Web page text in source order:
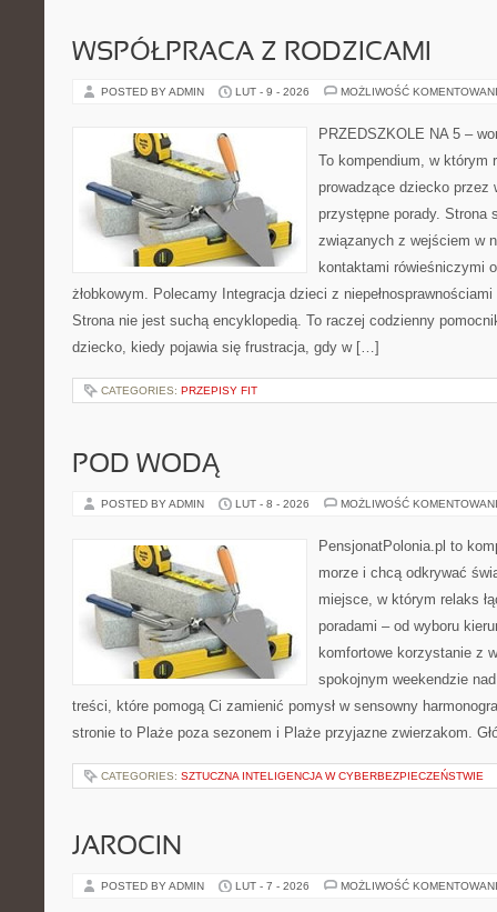
WSPÓŁPRACA Z RODZICAMI
POSTED BY ADMIN LUT - 9 - 2026 MOŻLIWOŚĆ
PRZEDSZKOLE NA 5 –
To kompendium, w którym
prowadzące dziecko przez
przystępne porady. Strona
związanych z wejściem w
kontaktami rówieśniczymi
żłobkowym. Polecamy Integracja dzieci z
Strona nie jest suchą encyklopedią. To raczej codzienny
dziecko, kiedy pojawia się frustracja, gdy w […]
CATEGORIES: PRZEPISY FIT
POD WODĄ
POSTED BY ADMIN LUT - 8 - 2026 MOŻLIWOŚĆ
PensjonatPolonia.pl to
morze i chcą odkrywać
miejsce, w którym relaks
poradami – od wyboru
komfortowe korzystanie z
spokojnym weekendzie
treści, które pomogą Ci zamienić pomysł w sensowny
stronie to Plaże poza sezonem i Plaże przyjazne zwierzakom.
CATEGORIES: SZTUCZNA INTELIGENCJA W CYBERBEZPIECZEŃSTWIE
JAROCIN
POSTED BY ADMIN LUT - 7 - 2026 MOŻLIWOŚĆ